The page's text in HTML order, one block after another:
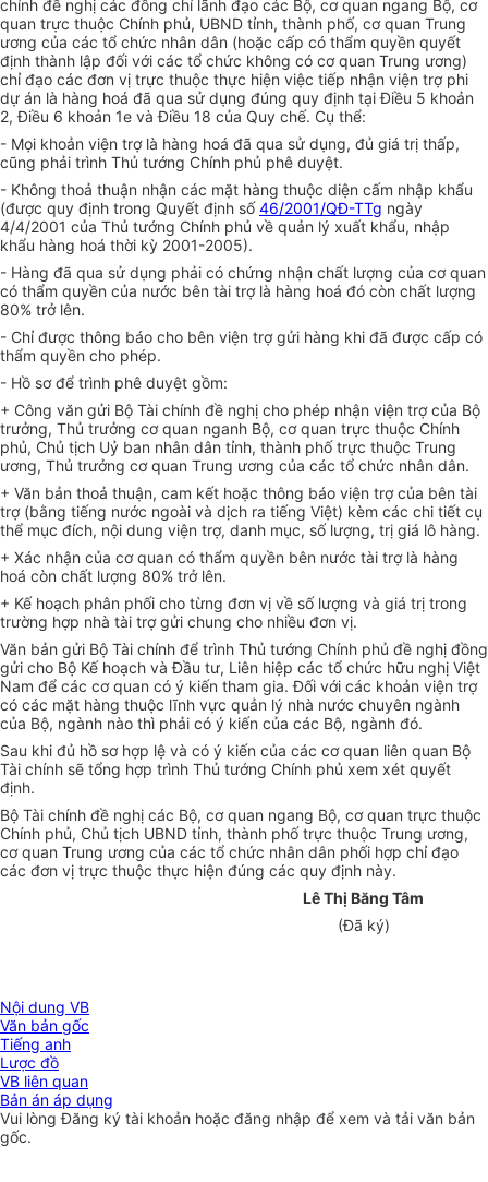
chính đề nghị các đồng chí lãnh đạo các Bộ, cơ quan ngang Bộ, cơ
quan trực thuộc Chính phủ, UBND tỉnh, thành phố, cơ quan Trung
ương của các tổ chức nhân dân (hoặc cấp có thẩm quyền quyết
định thành lập đối với các tổ chức không có cơ quan Trung ương)
chỉ đạo các đơn vị trực thuộc thực hiện việc tiếp nhận viện trợ phi
dự án là hàng hoá đã qua sử dụng đúng quy định tại Điều 5 khoản
2, Điều 6 khoản 1e và Điều 18 của Quy chế. Cụ thể:
- Mọi khoản viện trợ là hàng hoá đã qua sử dụng, đủ giá trị thấp,
cũng phải trình Thủ tướng Chính phủ phê duyệt.
- Không thoả thuận nhận các mặt hàng thuộc diện cấm nhập khẩu
(được quy định trong Quyết định số46/2001/QĐ-TTg ngày
4/4/2001 của Thủ tướng Chính phủ về quản lý xuất khẩu, nhập
khẩu hàng hoá thời kỳ 2001-2005).
- Hàng đã qua sử dụng phải có chứng nhận chất lượng của cơ quan
có thẩm quyền của nước bên tài trợ là hàng hoá đó còn chất lượng
80% trở lên.
- Chỉ được thông báo cho bên viện trợ gửi hàng khi đã được cấp có
thẩm quyền cho phép.
- Hồ sơ để trình phê duyệt gồm:
+ Công văn gửi Bộ Tài chính đề nghị cho phép nhận viện trợ của Bộ
trưởng, Thủ trưởng cơ quan nganh Bộ, cơ quan trực thuộc Chính
phủ, Chủ tịch Uỷ ban nhân dân tỉnh, thành phố trực thuộc Trung
ương, Thủ trưởng cơ quan Trung ương của các tổ chức nhân dân.
+ Văn bản thoả thuận, cam kết hoặc thông báo viện trợ của bên tài
trợ (bằng tiếng nước ngoài và dịch ra tiếng Việt) kèm các chi tiết cụ
thể mục đích, nội dung viện trợ, danh mục, số lượng, trị giá lô hàng.
+ Xác nhận của cơ quan có thẩm quyền bên nước tài trợ là hàng
hoá còn chất lượng 80% trở lên.
+ Kế hoạch phân phối cho từng đơn vị về số lượng và giá trị trong
trường hợp nhà tài trợ gửi chung cho nhiều đơn vị.
Văn bản gửi Bộ Tài chính để trình Thủ tướng Chính phủ đề nghị đồng
gửi cho Bộ Kế hoạch và Đầu tư, Liên hiệp các tổ chức hữu nghị Việt
Nam để các cơ quan có ý kiến tham gia. Đối với các khoản viện trợ
có các mặt hàng thuộc lĩnh vực quản lý nhà nước chuyên ngành
của Bộ, ngành nào thì phải có ý kiến của các Bộ, ngành đó.
Sau khi đủ hồ sơ hợp lệ và có ý kiến của các cơ quan liên quan Bộ
Tài chính sẽ tổng hợp trình Thủ tướng Chính phủ xem xét quyết
định.
Bộ Tài chính đề nghị các Bộ, cơ quan ngang Bộ, cơ quan trực thuộc
Chính phủ, Chủ tịch UBND tỉnh, thành phố trực thuộc Trung ương,
cơ quan Trung ương của các tổ chức nhân dân phối hợp chỉ đạo
các đơn vị trực thuộc thực hiện đúng các quy định này.
Lê Thị Băng Tâm
(Đã ký)
Nội dung VB
Văn bản gốc
Tiếng anh
Lược đồ
VB liên quan
Bản án áp dụng
Vui lòngĐăng ký tài khoản hoặc đăng nhập để xem và tải văn bản
gốc.